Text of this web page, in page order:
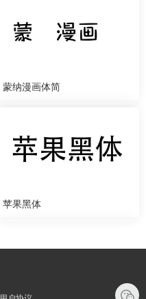
蒙纳漫画体简
苹果黑体